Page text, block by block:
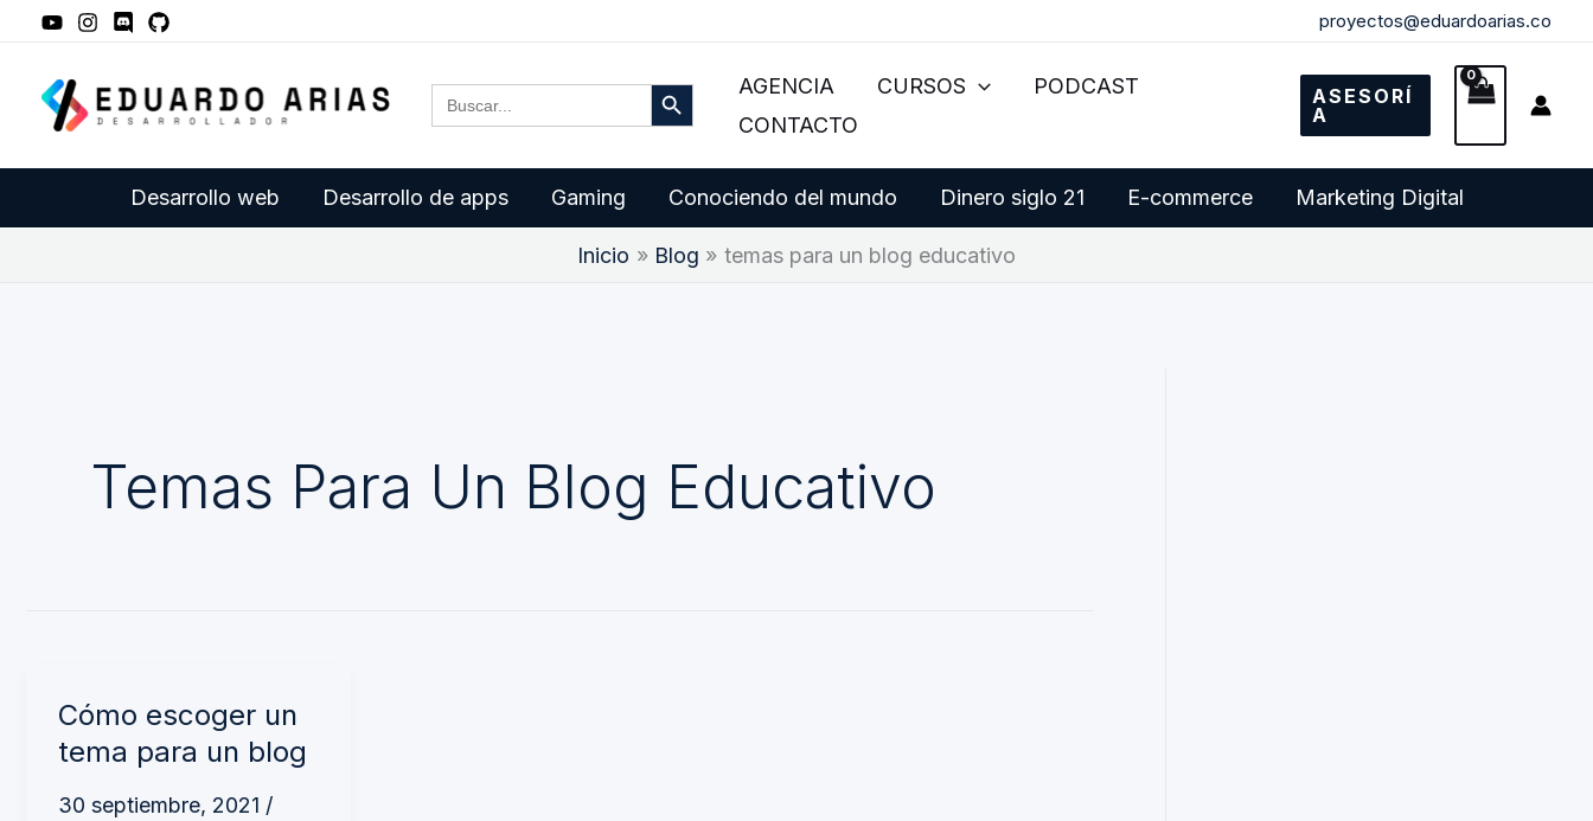
contenido
proyectos@eduardoarias.co
Buscar: Botón de búsquedaAGENCIA CURSOS
PODCAST
CONTACTO
ASESORÍ
A
Desarrollo web Desarrollo de apps Gaming Conociendo del mundo Dinero siglo 21 E-commerce Marketing Digital
Inicio Blog temas para un blog educativo
Temas Para Un Blog Educativo
Cómo escoger un
tema para un blog
30 septiembre, 2021 /
escoger
un
tema